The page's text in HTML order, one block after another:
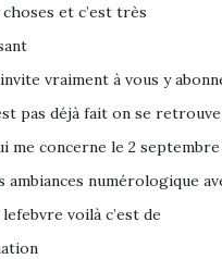
et c’est très
vraiment à vous y
pas déjà fait on se retrouve
me concerne le 2 septembre
ambiances numérologique
voilà c’est de